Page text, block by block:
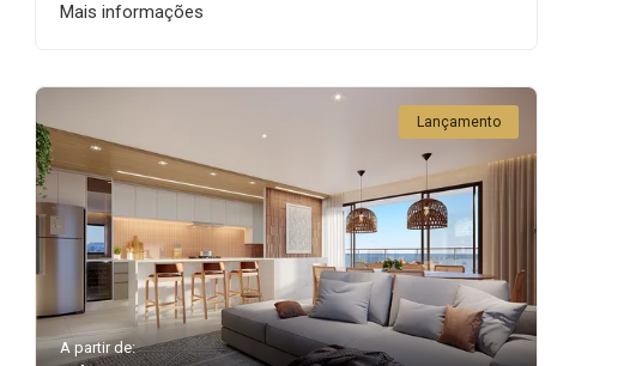
Mais informações
Lançamento
A partir de: